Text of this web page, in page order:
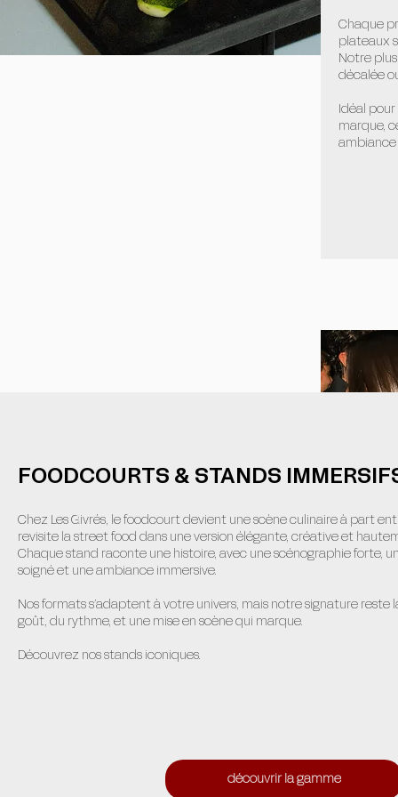
Chaque
plateaux
Notre
décalée
Idéal
marque,
ambiance
FOODCOURTS & STANDS
Chez Les Givrés, le foodcourt devient une scène culinaire à part
revisite la street food dans une version élégante, créative et
Chaque stand raconte une histoire, avec une scénographie forte,
soigné et une ambiance immersive.
Nos formats s’adaptent à votre univers, mais notre signature reste
goût, du rythme, et une mise en scène qui marque.
Découvrez nos stands iconiques.
découvrir la gamme